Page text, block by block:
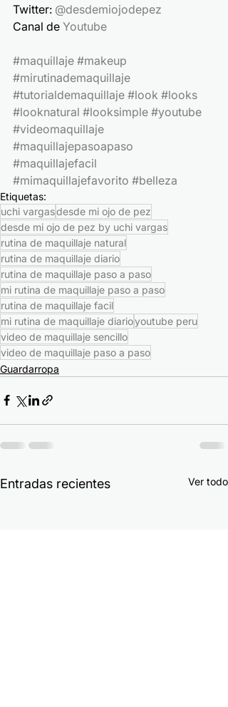
Twitter: @desdemiojodepez
Canal de Youtube
#maquillaje #makeup
#mirutinademaquillaje
#tutorialdemaquillaje #look #looks
#looknatural #looksimple #youtube
#videomaquillaje
#maquillajepasoapaso
#maquillajefacil
#mimaquillajefavorito #belleza
Etiquetas:
uchi vargasdesde mi ojo de pez
desde mi ojo de pez by uchi vargas
rutina de maquillaje natural
rutina de maquillaje diario
rutina de maquillaje paso a paso
mi rutina de maquillaje paso a paso
rutina de maquillaje facil
mi rutina de maquillaje diarioyoutube peru
video de maquillaje sencillo
video de maquillaje paso a paso
Guardarropa
Entradas recientes Ver todo